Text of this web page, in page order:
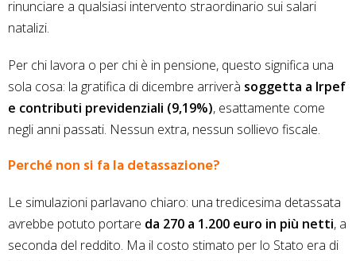
rinunciare a qualsiasi intervento straordinario sui salari
natalizi.
Per chi lavora o per chi è in pensione, questo significa una
sola cosa: la gratifica di dicembre arriverà soggetta a Irpef
e contributi previdenziali (9,19%), esattamente come
negli anni passati. Nessun extra, nessun sollievo fiscale.
Perché non si fa la detassazione?
Le simulazioni parlavano chiaro: una tredicesima detassata
avrebbe potuto portare da 270 a 1.200 euro in più netti, a
seconda del reddito. Ma il costo stimato per lo Stato era di